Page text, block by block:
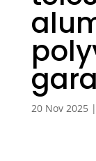
20 Nov 2025|